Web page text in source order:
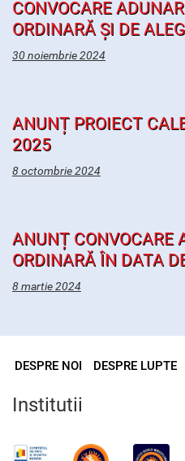
CONVOCARE
ORDINARĂ ȘI DE
30 noiembrie 2024
ANUNȚ PROIECT
2025
8 octombrie 2024
ANUNȚ CONVOCARE
ORDINARĂ ÎN DATA
8 martie 2024
DESPRE NOI DESPRE LUPTE
Institutii